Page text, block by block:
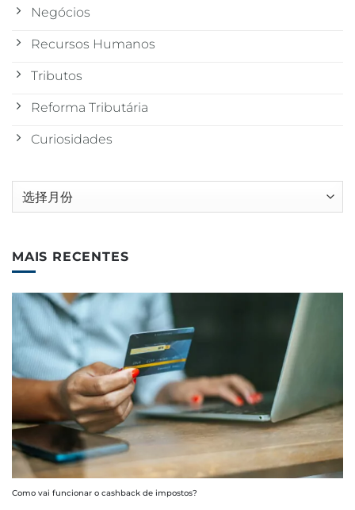
Negócios
Recursos Humanos
Tributos
Reforma Tributária
Curiosidades
MAIS RECENTES
Como vai funcionar o cashback de impostos?